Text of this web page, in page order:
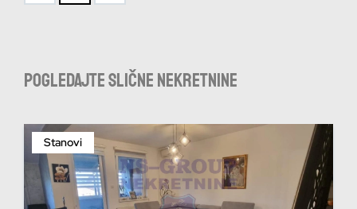
Pogledajte slične nekretnine
Stanovi